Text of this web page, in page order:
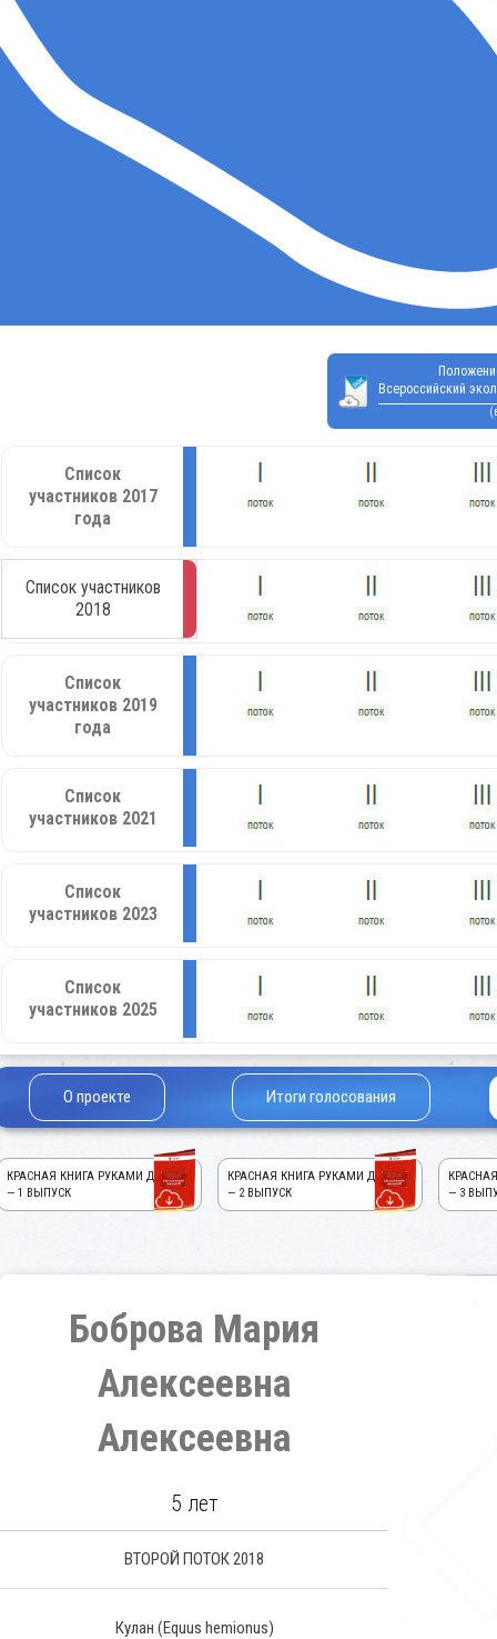
Всероссийский
Список
участников 2017
года
Список участников
2018
Список
участников 2019
года
Список
участников 2021
Список
участников 2023
Список
участников 2025
О проекте Итоги голосования
КРАСНАЯ КНИГА РУКАМИ ДЕТЕЙ!
— 1 ВЫПУСК
КРАСНАЯ КНИГА РУКАМИ ДЕТЕЙ!
— 2 ВЫПУСК
— 3
Боброва Мария
Алексеевна
Алексеевна
5 лет
ВТОРОЙ ПОТОК 2018
Кулан (Equus hemionus)